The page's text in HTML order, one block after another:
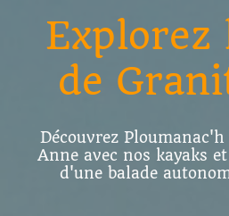
Explorez
de
Découvrez
Anne avec nos kayaks
d'une balade